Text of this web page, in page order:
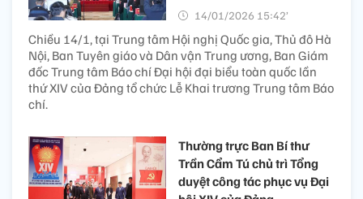
14/01/2026 15:42’
Chiều 14/1, tại Trung tâm Hội nghị Quốc gia, Thủ đô Hà
Nội, Ban Tuyên giáo và Dân vận Trung ương, Ban Giám
đốc Trung tâm Báo chí Đại hội đại biểu toàn quốc lần
thứ XIV của Đảng tổ chức Lễ Khai trương Trung tâm Báo
chí.
Thường trực Ban Bí thư
Trần Cẩm Tú chủ trì Tổng
duyệt công tác phục vụ Đại